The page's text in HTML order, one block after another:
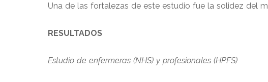
Una de las fortalezas de este estudio fue la solidez del
RESULTADOS
Estudio de enfermeras (NHS) y profesionales (HPFS)